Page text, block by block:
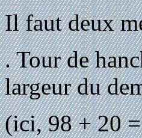
Il faut deux
. Tour de
largeur du
(ici, 98 + 20